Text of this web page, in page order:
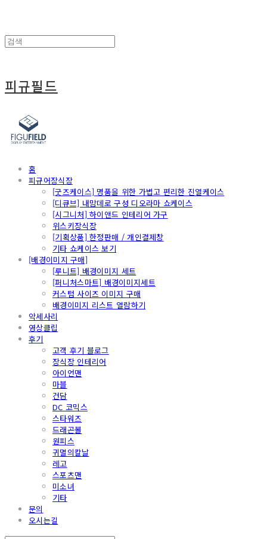
피규필드
홈
피규어장식장
[굿즈케이스] 명품을 위한 가볍고 편리한 진열케이스
[디큐브] 내맘데로 구성 디오라마 쇼케이스
[시그니처] 하이앤드 인테리어 가구
위스키장식장
[기획상품] 한정판매 / 개인결제창
기타 쇼케이스 보기
[배경이미지 구매]
[루니트] 배경이미지 세트
[퍼니처스마트] 배경이미지세트
커스텀 사이즈 이미지 구매
배경이미지 리스트 열람하기
악세사리
영상클립
후기
고객 후기 블로그
장식장 인테리어
아이언맨
마블
건담
DC 코믹스
스타워즈
드래곤볼
원피스
귀멸의칼날
레고
스포츠맨
미소녀
기타
문의
오시는길